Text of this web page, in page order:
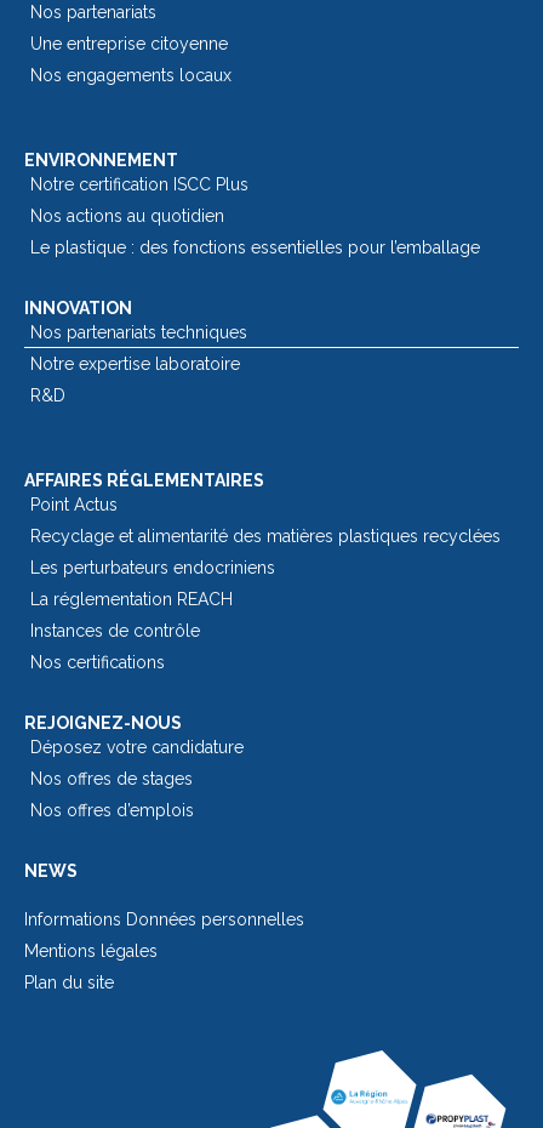
Nos partenariats
Une entreprise citoyenne
Nos engagements locaux
ENVIRONNEMENT
Notre certification ISCC Plus
Nos actions au quotidien
Le plastique : des fonctions essentielles pour l’emballage​
INNOVATION
Nos partenariats techniques
Notre expertise laboratoire
R&D
AFFAIRES RÉGLEMENTAIRES
Point Actus
Recyclage et alimentarité des matières plastiques recyclées
Les perturbateurs endocriniens
La réglementation REACH
Instances de contrôle
Nos certifications
REJOIGNEZ-NOUS
Déposez votre candidature
Nos offres de stages
Nos offres d’emplois
NEWS
Informations Données personnelles
Mentions légales
Plan du site